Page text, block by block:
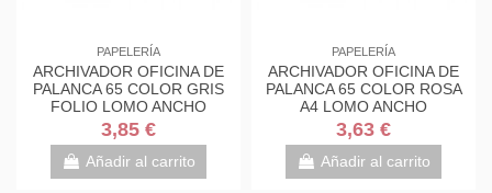
PAPELERÍA
ARCHIVADOR OFICINA DE
PALANCA 65 COLOR GRIS
FOLIO LOMO ANCHO
290X350X75 GRAFOPLAS
17279571
3,85 €
Añadir al carrito
PAPELERÍA
ARCHIVADOR OFICINA DE
PALANCA 65 COLOR ROSA
A4 LOMO ANCHO
290X320X75 GRAFOPLAS
17269554
3,63 €
Añadir al carrito